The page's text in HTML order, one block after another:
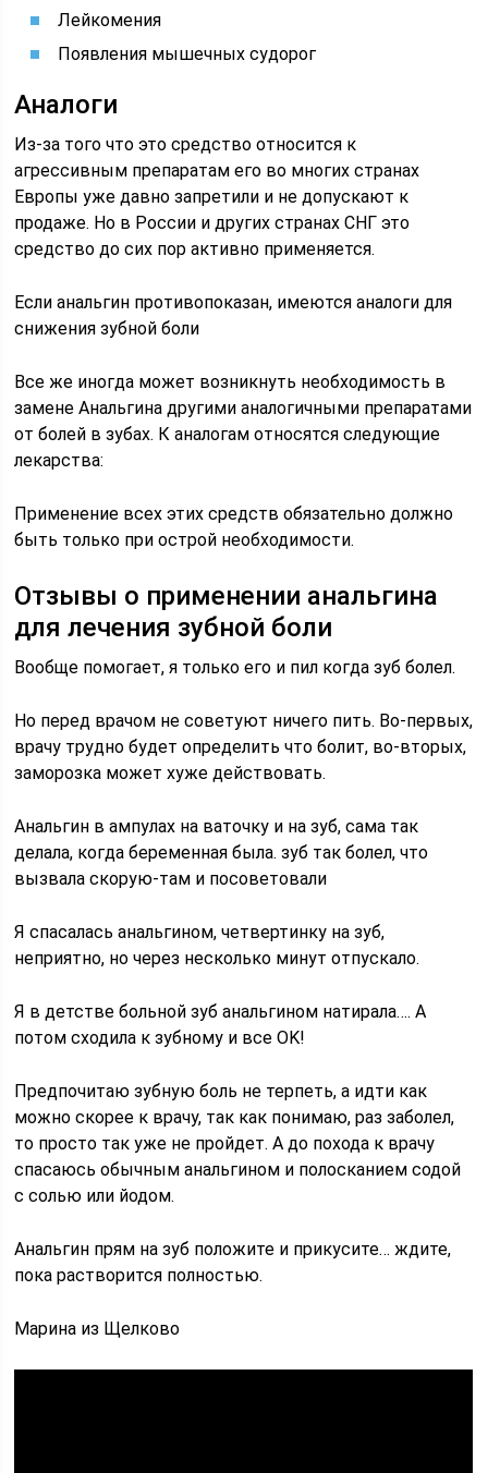
Лейкомения
Появления мышечных судорог
Аналоги
Из-за того что это средство относится к
агрессивным препаратам его во многих странах
Европы уже давно запретили и не допускают к
продаже. Но в России и других странах СНГ это
средство до сих пор активно применяется.
Если анальгин противопоказан, имеются аналоги для
снижения зубной боли
Все же иногда может возникнуть необходимость в
замене Анальгина другими аналогичными препаратами
от болей в зубах. К аналогам относятся следующие
лекарства:
Применение всех этих средств обязательно должно
быть только при острой необходимости.
Отзывы о применении анальгина
для лечения зубной боли
Вообще помогает, я только его и пил когда зуб болел.
Но перед врачом не советуют ничего пить. Во-первых,
врачу трудно будет определить что болит, во-вторых,
заморозка может хуже действовать.
Анальгин в ампулах на ваточку и на зуб, сама так
делала, когда беременная была. зуб так болел, что
вызвала скорую-там и посоветовали
Я спасалась анальгином, четвертинку на зуб,
неприятно, но через несколько минут отпускало.
Я в детстве больной зуб анальгином натирала…. А
потом сходила к зубному и все OK!
Предпочитаю зубную боль не терпеть, а идти как
можно скорее к врачу, так как понимаю, раз заболел,
то просто так уже не пройдет. А до похода к врачу
спасаюсь обычным анальгином и полосканием содой
с солью или йодом.
Анальгин прям на зуб положите и прикусите… ждите,
пока растворится полностью.
Марина из Щелково